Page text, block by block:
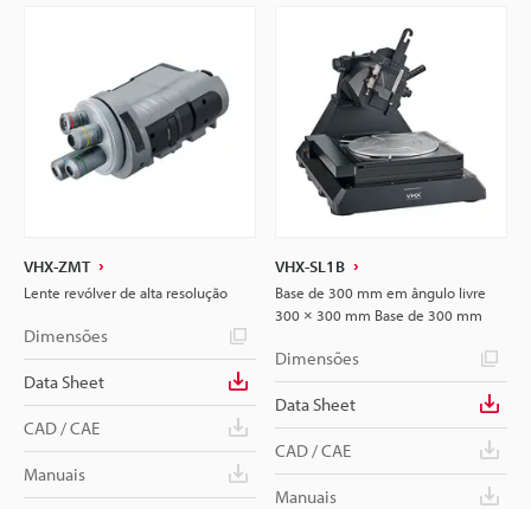
VHX-ZMT
Lente revólver de alta resolução
Dimensões
Data Sheet
CAD / CAE
Manuais
VHX-SL1B
Base de 300 mm em ângulo livre
300 × 300 mm Base de 300 mm
Dimensões
Data Sheet
CAD / CAE
Manuais